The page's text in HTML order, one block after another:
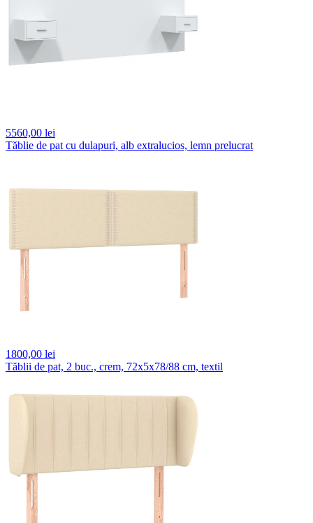
5560,00 lei
Tăblie de pat cu dulapuri, alb extralucios, lemn prelucrat
1800,00 lei
Tăblii de pat, 2 buc., crem, 72x5x78/88 cm, textil